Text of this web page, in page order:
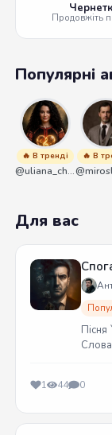
Продовжіть
Популярні
🔥 В тренді
@uliana_chernenko
🔥 В
Для вас
Пісня
Слова
1 44 0